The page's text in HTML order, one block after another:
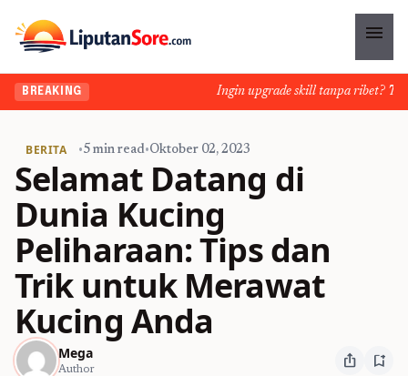
menu
BREAKING Ingin upgrade skill tanpa ribet?
BERITA •5 min read•Oktober 02, 2023
Selamat Datang di
Dunia Kucing
Peliharaan: Tips dan
Trik untuk Merawat
Kucing Anda
Mega
Author ios_share bookmark_add